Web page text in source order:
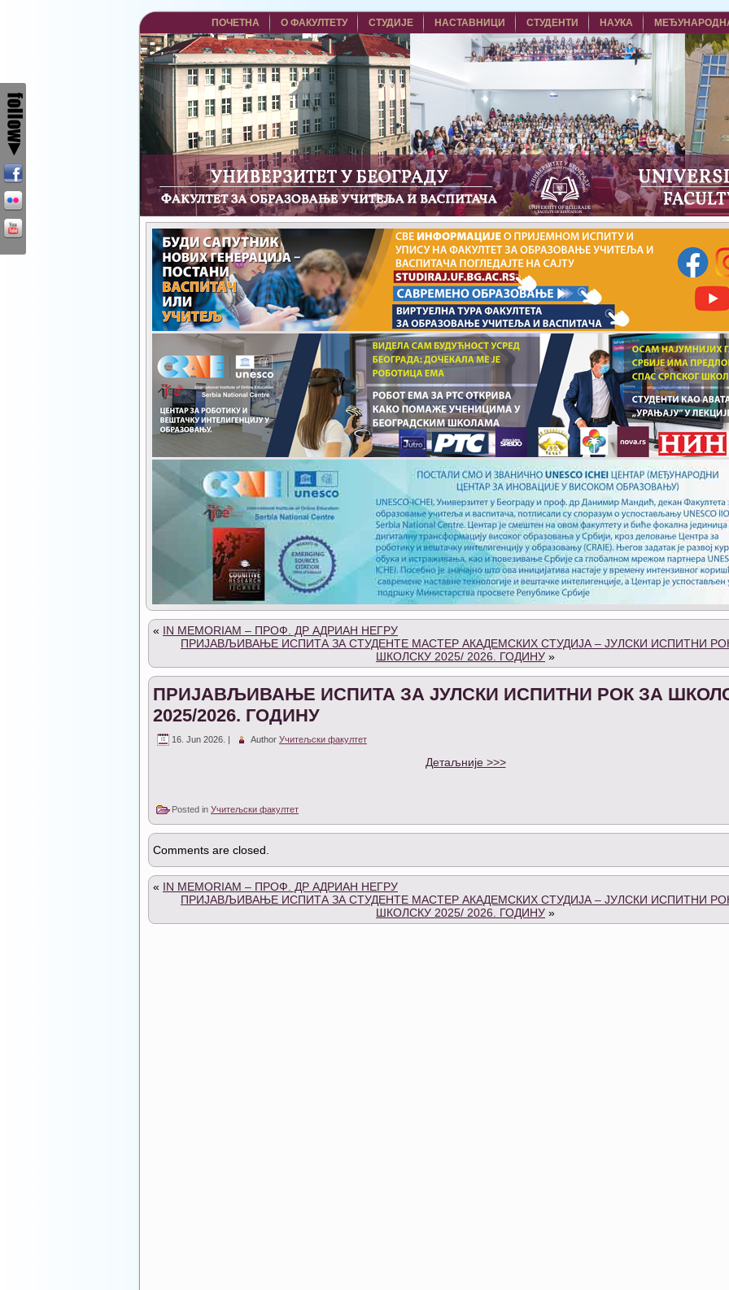
ПОЧЕТНА О ФАКУЛТЕТУ СТУДИЈЕ НАСТАВНИЦИ СТУДЕНТИ НАУКА
« IN MEMORIAM – ПРОФ. ДР АДРИАН НЕГРУ
ПРИЈАВЉИВАЊЕ ИСПИТА ЗА СТУДЕНТЕ МАСТЕР АКАДЕМСКИХ СТУДИЈА – ЈУЛСКИ ИСПИТНИ
ШКОЛСКУ 2025/ 2026. ГОДИНУ »
ПРИЈАВЉИВАЊЕ ИСПИТА ЗА ЈУЛСКИ ИСПИТНИ РОК ЗА
2025/2026. ГОДИНУ
16. Jun 2026. | Author Учитељски факултет
Детаљније >>>
Posted in Учитељски факултет
Comments are closed.
« IN MEMORIAM – ПРОФ. ДР АДРИАН НЕГРУ
ПРИЈАВЉИВАЊЕ ИСПИТА ЗА СТУДЕНТЕ МАСТЕР АКАДЕМСКИХ СТУДИЈА – ЈУЛСКИ ИСПИТНИ
ШКОЛСКУ 2025/ 2026. ГОДИНУ »